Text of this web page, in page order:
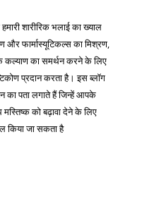
शारीरिक भलाई का ख्याल
और फार्मास्यूटिकल्स का मिश्रण,
कल्याण का समर्थन करने के लिए
प्रदान करता है। इस ब्लॉग
का पता लगाते हैं जिन्हें आपके
को बढ़ावा देने के लिए
किया जा सकता है